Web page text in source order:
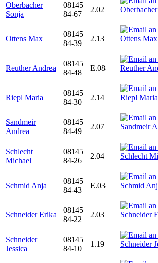
Oberbacher
Sonja
08145
84-67
2.02
Ottens Max
08145
84-39
2.13
Reuther Andrea
08145
84-48
E.08
Riepl Maria
08145
84-30
2.14
Sandmeir
Andrea
08145
84-49
2.07
Schlecht
Michael
08145
84-26
2.04
Schmid Anja
08145
84-43
E.03
Schneider Erika
08145
84-22
2.03
Schneider
Jessica
08145
84-10
1.19